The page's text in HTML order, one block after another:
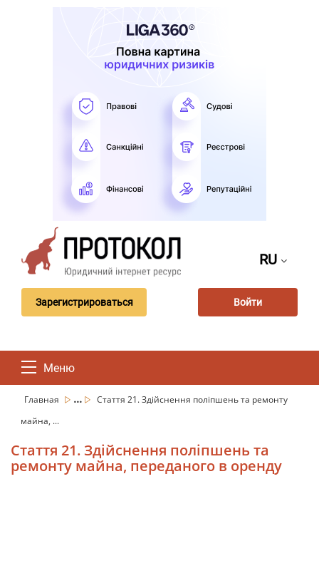
RU
Зарегистрироваться Войти
Меню
Главная ...
Стаття 21. Здійснення поліпшень та ремонту
майна, ...
Стаття 21. Здійснення поліпшень та
ремонту майна, переданого в оренду